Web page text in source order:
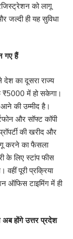
को लागू
जल्दी ही यह सुविधा
गए हैं
देश का दूसरा राज्य
₹5000 में हो सकेगा।
की उम्मीद है।
और सॉफ्ट कॉपी
की खरीद और
करने का फैसला
के लिए स्टांप फीस
पूरी प्रक्रिया
ऑफिस टाइमिंग में ही
अब होंगे उत्तर प्रदेश